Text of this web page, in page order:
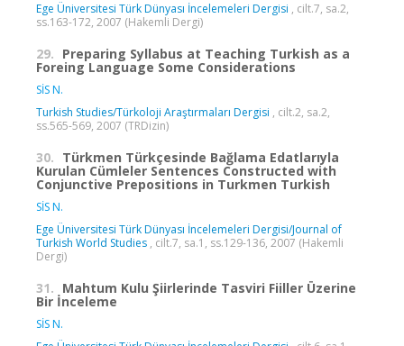
Ege Üniversitesi Türk Dünyası İncelemeleri Dergisi , cilt.7, sa.2,
ss.163-172, 2007 (Hakemli Dergi)
29. Preparing Syllabus at Teaching Turkish as a
Foreing Language Some Considerations
SİS N.
Turkish Studies/Türkoloji Araştırmaları Dergisi , cilt.2, sa.2,
ss.565-569, 2007 (TRDizin)
30. Türkmen Türkçesinde Bağlama Edatlarıyla
Kurulan Cümleler Sentences Constructed with
Conjunctive Prepositions in Turkmen Turkish
SİS N.
Ege Üniversitesi Türk Dünyası İncelemeleri Dergisi/Journal of
Turkish World Studies , cilt.7, sa.1, ss.129-136, 2007 (Hakemli
Dergi)
31. Mahtum Kulu Şiirlerinde Tasviri Fiiller Üzerine
Bir İnceleme
SİS N.